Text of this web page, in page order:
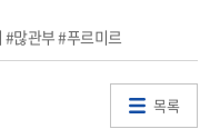
많관부 #푸르미르
목록